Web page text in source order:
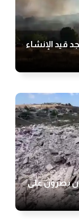
قيد الإنشاء
يصرون على